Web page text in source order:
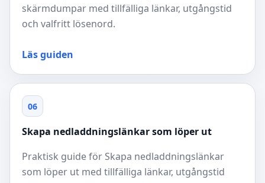
skärmdumpar med tillfälliga länkar, utgångstid
och valfritt lösenord.
Läs guiden
06
Skapa nedladdningslänkar som löper ut
Praktisk guide för Skapa nedladdningslänkar
som löper ut med tillfälliga länkar, utgångstid